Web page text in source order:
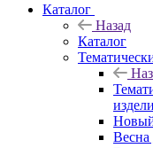
Каталог
Назад
Каталог
Весна